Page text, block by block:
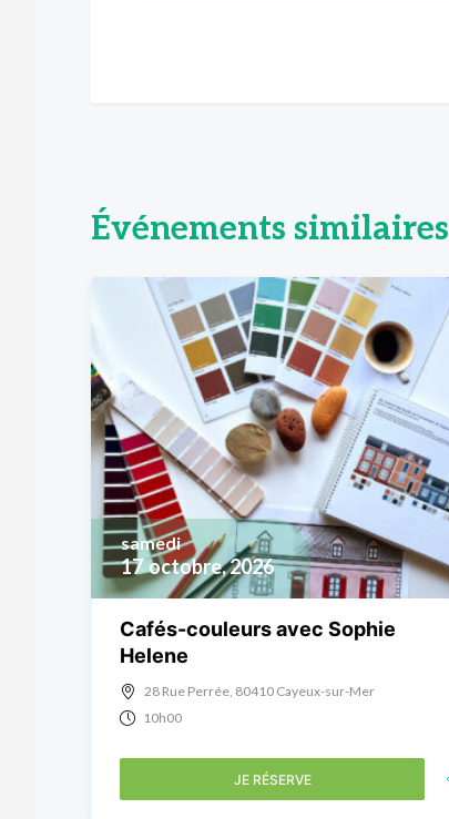
Événements similaires
17 octobre, 2026
samedi
Cafés-couleurs avec Sophie
Helene
28 Rue Perrée, 80410 Cayeux-sur-Mer
10h00
JE RÉSERVE